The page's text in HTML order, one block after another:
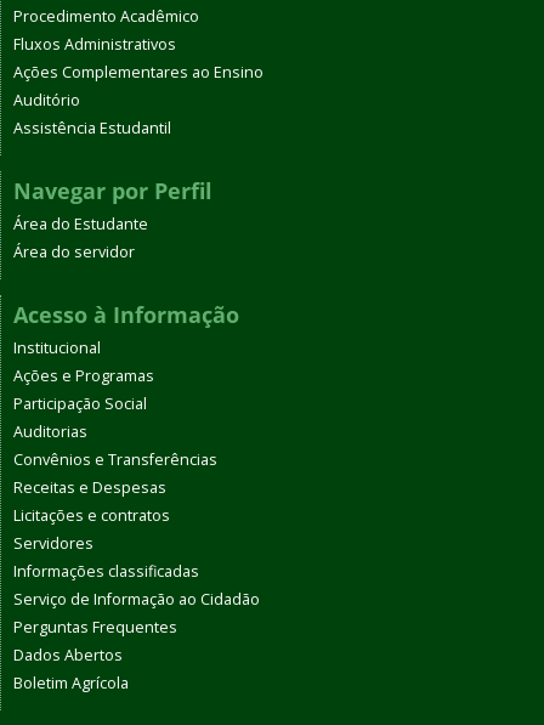
Procedimento Acadêmico
Fluxos Administrativos
Ações Complementares ao Ensino
Auditório
Assistência Estudantil
Navegar por Perfil
Área do Estudante
Área do servidor
Acesso à Informação
Institucional
Ações e Programas
Participação Social
Auditorias
Convênios e Transferências
Receitas e Despesas
Licitações e contratos
Servidores
Informações classificadas
Serviço de Informação ao Cidadão
Perguntas Frequentes
Dados Abertos
Boletim Agrícola